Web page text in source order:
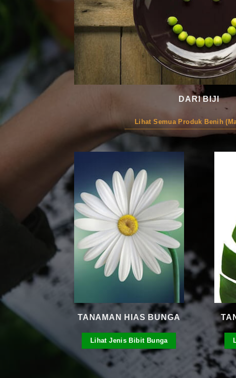
DARI BIJI
Lihat Semua Produk Benih
TANAMAN HIAS BUNGA
Lihat Jenis Bibit Bunga